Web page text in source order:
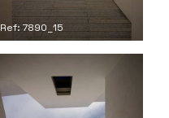
Ref: 7890_15